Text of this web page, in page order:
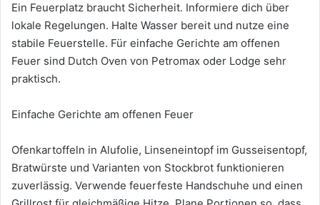
Ein Feuerplatz braucht Sicherheit. Informiere dich über
lokale Regelungen. Halte Wasser bereit und nutze eine
stabile Feuerstelle. Für einfache Gerichte am offenen
Feuer sind Dutch Oven von Petromax oder Lodge sehr
praktisch.
Einfache Gerichte am offenen Feuer
Ofenkartoffeln in Alufolie, Linseneintopf im Gusseisentopf,
Bratwürste und Varianten von Stockbrot funktionieren
zuverlässig. Verwende feuerfeste Handschuhe und einen